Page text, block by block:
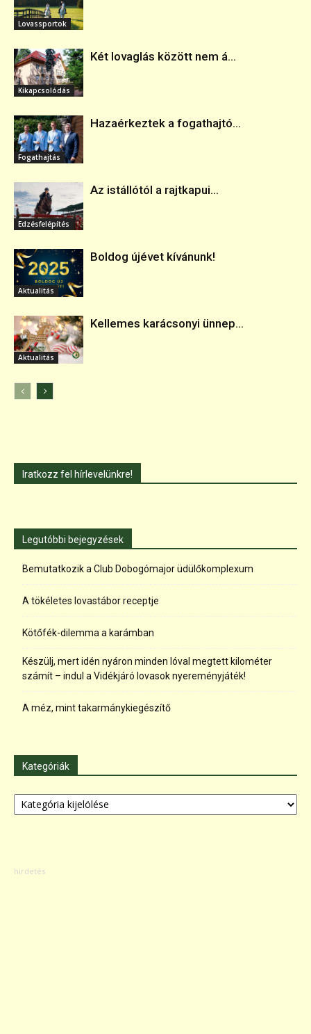
Lovassportok
Kikapcsolódás
Két lovaglás között nem á...
Fogathajtás
Hazaérkeztek a fogathajtó...
Edzésfelépítés
Az istállótól a rajtkapui...
Aktualitás
Boldog újévet kívánunk!
Aktualitás
Kellemes karácsonyi ünnep...
Iratkozz fel hírlevelünkre!
Legutóbbi bejegyzések
Bemutatkozik a Club Dobogómajor üdülőkomplexum
A tökéletes lovastábor receptje
Kötőfék-dilemma a karámban
Készülj, mert idén nyáron minden lóval megtett kilométer
számít – indul a Vidékjáró lovasok nyereményjáték!
A méz, mint takarmánykiegészítő
Kategóriák
Kategóriák